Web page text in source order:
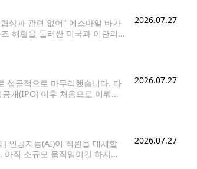
상과 관련 없어" 에스마일 바가
해협을 둘러싼 미국과 이란의
2026.07.27
성공적으로 마무리했습니다. 다
개(IPO) 이후 처음으로 이뤄진
2026.07.27
인공지능(AI)이 직원을 대체할
직 소규모 움직임이긴 하지만,
2026.07.27